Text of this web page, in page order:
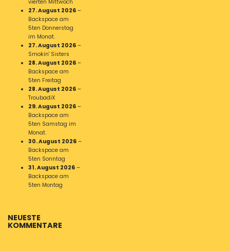
vierten Mittwoch
27. August 2026 –
Backspace am
5ten Donnerstag
im Monat.
27. August 2026 –
Smokin' Sisters
28. August 2026 –
Backspace am
5ten Freitag
28. August 2026 –
TroubadiX
29. August 2026 –
Backspace am
5ten Samstag im
Monat.
30. August 2026 –
Backspace am
5ten Sonntag
31. August 2026 –
Backspace am
5ten Montag
NEUESTE
KOMMENTARE